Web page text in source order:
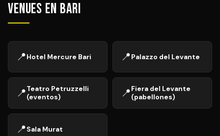
Venues en Bari
📍Hotel Mercure Bari 📍Palazzo del Levante
📍Teatro Petruzzelli
(eventos)
📍Fiera del Levante
(pabellones)
📍Sala Murat